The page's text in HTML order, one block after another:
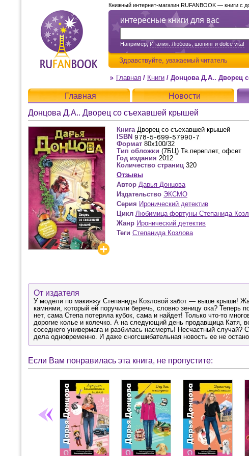
интересные книги для вас
Например,Италия. Любовь, шопинг и dolce vita!
Здравствуйте, уважаемый читатель
Книжный интернет-магазин RUFANBOOK — книги с
Главная / Книги / Донцова Д.А.. Дворец
Главная Новости
Донцова Д.А.. Дворец со съехавшей крышей
Книга Дворец со съехавшей крышей
ISBN
Формат 80x100/32
Тип обложки (7БЦ) Тв.переплет, офсет
Год издания 2012
Количество страниц 320
Отзывы
Автор Дарья Донцова
Издательство ЭКСМО
Серия Иронический детектив
Цикл Любимица фортуны Степанида
Жанр Иронический детектив
Теги Степанида Козлова
От издателя
У модели по макияжу Степаниды Козловой забот — выше крыши!
камнями, который ей поручили беречь, словно зеницу ока? Теперь
нет, сама Степа потеряла кубок, сама и найдет! Только что-то
дорогие колье и колечко. А на следующий день продавщица Катя,
соседнего универмага и разбилась насмерть! Несчастный случай?
дела одновременно. И даже сногсшибательная новость ее не
Если Вам понравилась эта книга, не пропустите: